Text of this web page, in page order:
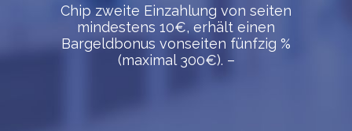
Chip zweite Einzahlung von seiten
mindestens 10€, erhält einen
Bargeldbonus vonseiten fünfzig %
(maximal 300€). –